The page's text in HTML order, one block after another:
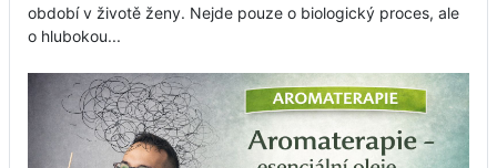
období v životě ženy. Nejde pouze o biologický proces, ale
o hlubokou...